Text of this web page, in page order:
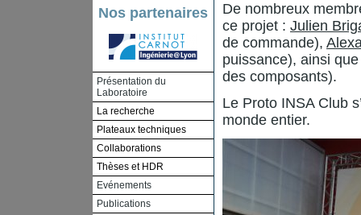
Nos partenaires
Présentation du
Laboratoire
La recherche
Plateaux techniques
Collaborations
Thèses et HDR
Evénements
Publications
De nombreux
ce projet : Julien
de commande),
puissance), ainsi
des composants).
Le Proto INSA Club
monde entier.